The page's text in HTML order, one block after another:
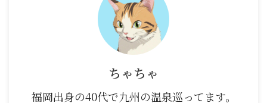
ちゃちゃ
福岡出身の40代で九州の温泉巡ってます。